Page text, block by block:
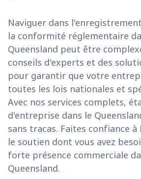
Naviguer dans
la conformité réglementaire
Queensland peut être
conseils d'experts et des
pour garantir que votre
toutes les lois nationales et
Avec nos services complets,
d'entreprise dans le
sans tracas. Faites confiance
le soutien dont vous avez
forte présence commerciale
Queensland.